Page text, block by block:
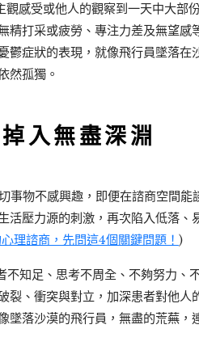
感受或他人的觀察到一天中大部
打采或疲勞、專注力差及無望感
症狀的表現，就像飛行員墜落在
然孤獨。
入無盡深淵
物不感興趣，即便在諮商空間能
壓力源的刺激，再次陷入低落、
理諮商，先問這4個關鍵問題！ )
知足、思考不周全、不夠努力、
、衝突與對立，加深患者對他人
落沙漠的飛行員，無盡的荒蕪，